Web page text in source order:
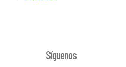
Síguenos